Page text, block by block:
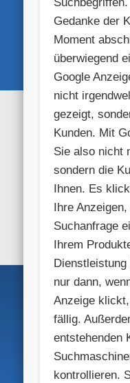
Gedanke der
Moment
überwiegend
Google
nicht
gezeigt,
Kunden. Mit
Sie also nicht
sondern die
Ihnen. Es
Ihre
Suchanfrage
Ihrem
nur dann,
Anzeige
fällig.
entstehenden
kontrollieren.